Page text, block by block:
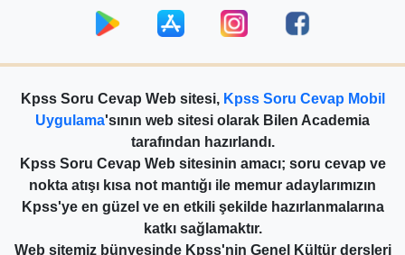
Kpss Soru Cevap Web sitesi, Kpss Soru Cevap Mobil
Uygulama'sının web sitesi olarak Bilen Academia
tarafından hazırlandı.
Kpss Soru Cevap Web sitesinin amacı; soru cevap ve
nokta atışı kısa not mantığı ile memur adaylarımızın
Kpss'ye en güzel ve en etkili şekilde hazırlanmalarına
katkı sağlamaktır.
Web sitemiz bünyesinde Kpss'nin Genel Kültür dersleri